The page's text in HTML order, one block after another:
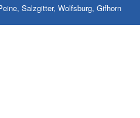
Salzgitter, Wolfsburg, Gifhorn